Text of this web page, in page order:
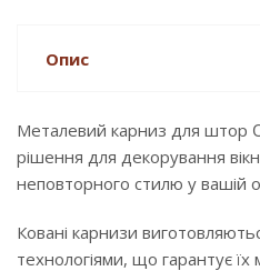
Опис
Металевий карниз для штор
рішення для декорування
неповторного стилю у вашій
Ковані карнизи
технологіями, що гарантує їх